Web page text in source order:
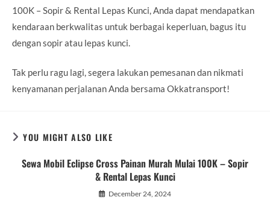
100K – Sopir & Rental Lepas Kunci, Anda dapat mendapatkan
kendaraan berkwalitas untuk berbagai keperluan, bagus itu
dengan sopir atau lepas kunci.
Tak perlu ragu lagi, segera lakukan pemesanan dan nikmati
kenyamanan perjalanan Anda bersama Okkatransport!
YOU MIGHT ALSO LIKE
Sewa Mobil Eclipse Cross Painan Murah Mulai 100K – Sopir
& Rental Lepas Kunci
December 24, 2024